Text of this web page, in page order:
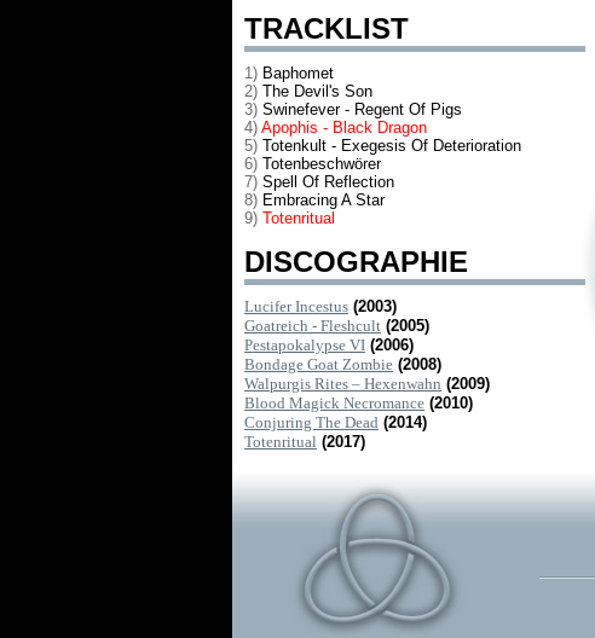
TRACKLIST
1) Baphomet
2) The Devil's Son
3) Swinefever - Regent Of Pigs
4) Apophis - Black Dragon
5) Totenkult - Exegesis Of Deterioration
6) Totenbeschwörer
7) Spell Of Reflection
8) Embracing A Star
9) Totenritual
DISCOGRAPHIE
Lucifer Incestus (2003)
Goatreich - Fleshcult (2005)
Pestapokalypse VI (2006)
Bondage Goat Zombie (2008)
Walpurgis Rites – Hexenwahn (2009)
Blood Magick Necromance (2010)
Conjuring The Dead (2014)
Totenritual (2017)